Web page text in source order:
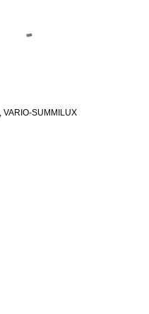
VARIO-SUMMILUX